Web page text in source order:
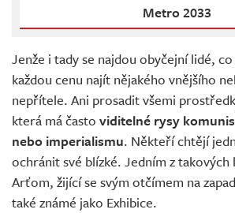
Metro 2033
Jenže i tady se najdou obyčejní lidé, co
každou cenu najít nějakého vnějšího
nepřítele. Ani prosadit všemi
která má často viditelné rysy
nebo imperialismu. Někteří chtějí
ochránit své blízké. Jedním z takových
Arťom, žijící se svým otčímem na
také známé jako Exhibice.